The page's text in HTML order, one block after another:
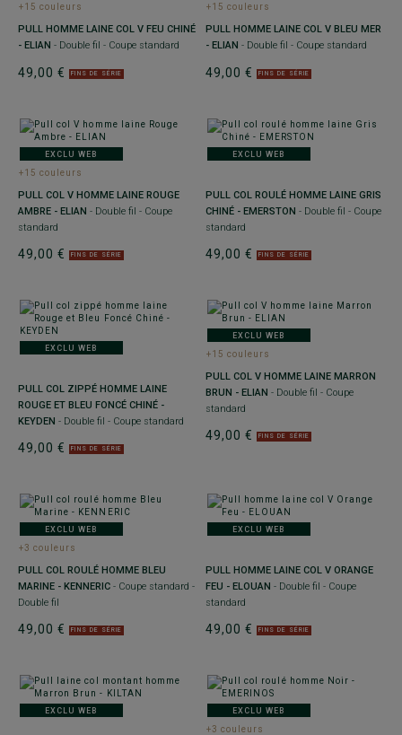
+15 couleurs
PULL HOMME LAINE COL V FEU CHINÉ
- ELIAN - Double fil - Coupe standard
49,00 € FINS DE SÉRIE
+15 couleurs
PULL HOMME LAINE COL V BLEU MER
- ELIAN - Double fil - Coupe standard
49,00 € FINS DE SÉRIE
EXCLU WEB
+15 couleurs
PULL COL V HOMME LAINE ROUGE
AMBRE - ELIAN - Double fil - Coupe
standard
49,00 € FINS DE SÉRIE
EXCLU WEB
PULL COL ROULÉ HOMME LAINE GRIS
CHINÉ - EMERSTON - Double fil - Coupe
standard
49,00 € FINS DE SÉRIE
EXCLU WEB
PULL COL ZIPPÉ HOMME LAINE
ROUGE ET BLEU FONCÉ CHINÉ -
KEYDEN - Double fil - Coupe standard
49,00 € FINS DE SÉRIE
EXCLU WEB
+15 couleurs
PULL COL V HOMME LAINE MARRON
BRUN - ELIAN - Double fil - Coupe
standard
49,00 € FINS DE SÉRIE
EXCLU WEB
+3 couleurs
PULL COL ROULÉ HOMME BLEU
MARINE - KENNERIC - Coupe standard -
Double fil
49,00 € FINS DE SÉRIE
EXCLU WEB
PULL HOMME LAINE COL V ORANGE
FEU - ELOUAN - Double fil - Coupe
standard
49,00 € FINS DE SÉRIE
EXCLU WEB EXCLU WEB
+3 couleurs